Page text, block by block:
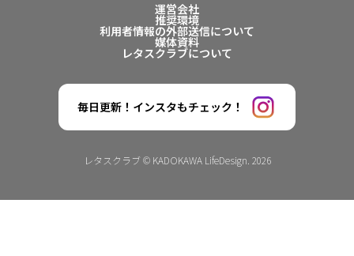
運営会社
推奨環境
利用者情報の外部送信について
媒体資料
レタスクラブについて
毎日更新！インスタもチェック！
レタスクラブ © KADOKAWA LifeDesign. 2026